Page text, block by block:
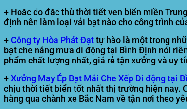
+ Hoặc do đặc thù thời tiết ven biển miền
định nên làm loại vải bạt nào cho công trình
+ Công ty Hòa Phát Đạttự hào là một trong
bạt che nắng mưa di động tại Bình Định nói
phẩm chất lượng nhất, giá rẻ tận xưởng và uy
+Xưởng May Ép Bạt Mái Che Xếp Di động tại
chịu thời tiết biển tốt nhất thị trường hiện nay.
hàng qua chành xe Bắc Nam về tận nơi theo